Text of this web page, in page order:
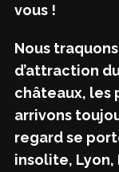
vous !
Nous
d’attraction
châteaux, les
arrivons
regard se
insolite, Lyon,